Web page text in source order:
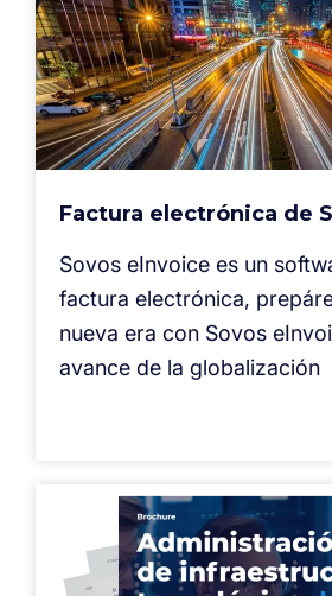
Factura electrónica de
Sovos eInvoice es un
factura electrónica,
nueva era con Sovos
avance de la globalización